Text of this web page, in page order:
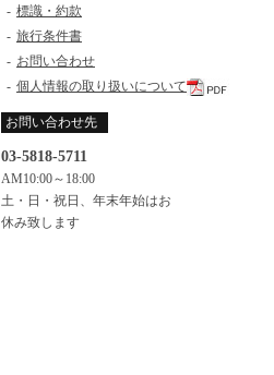
- 標識・約款
- 旅行条件書
- お問い合わせ
- 個人情報の取り扱いについて
お問い合わせ先
03-5818-5711
AM10:00～18:00
土・日・祝日、年末年始はお
休み致します